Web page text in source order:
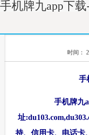
手机牌九app下
时间：
手
手机牌九
址
持、信用卡、电话卡